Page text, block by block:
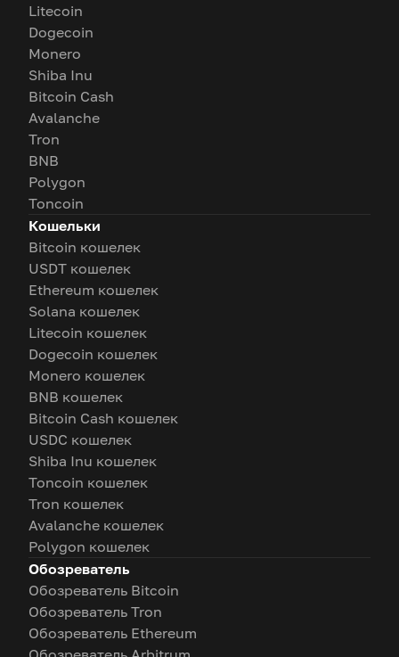
Litecoin
Dogecoin
Monero
Shiba Inu
Bitcoin Cash
Avalanche
Tron
BNB
Polygon
Toncoin
Кошельки
Bitcoin кошелек
USDT кошелек
Ethereum кошелек
Solana кошелек
Litecoin кошелек
Dogecoin кошелек
Monero кошелек
BNB кошелек
Bitcoin Cash кошелек
USDC кошелек
Shiba Inu кошелек
Toncoin кошелек
Tron кошелек
Avalanche кошелек
Polygon кошелек
Обозреватель
Обозреватель Bitcoin
Обозреватель Tron
Обозреватель Ethereum